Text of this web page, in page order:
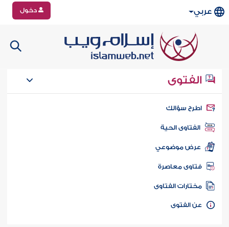
عربي دخول
الفتوى
سؤالك
الفتاوى الحية
عرض موضوعي
فتاوى معاصرة
مختارات الفتاوى